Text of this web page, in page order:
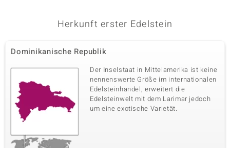
Herkunft erster Edelstein
Dominikanische Republik
Der Inselstaat in Mittelamerika ist keine
nennenswerte Größe im internationalen
Edelsteinhandel, erweitert die
Edelsteinwelt mit dem Larimar jedoch
um eine exotische Varietät.